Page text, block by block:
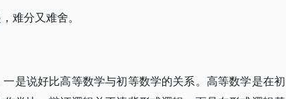
难分又难舍。
是说好比高等数学与初等数学的关系。高等数学是在初